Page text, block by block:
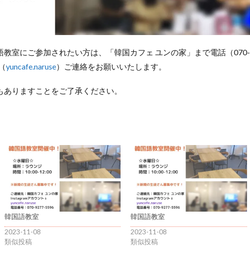
室にご参加されたい方は、「韓国カフェ ユンの家」まで電話（070-
yuncafe.naruse）ご連絡をお願いいたします。
りますことをご了承ください。
韓国語教室
2023-11-08
類似投稿
韓国語教室
2023-11-08
類似投稿